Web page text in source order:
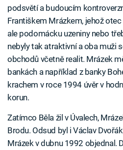
podsvětí a budoucím
Františkem Mrázkem, jehož
ale podomácku uzeniny nebo
nebyly tak atraktivní a oba muži
obchodů včetně realit. Mrázek
bankách a například z banky
krachem v roce 1994 úvěr v
korun.
Zatímco Běla žil v Úvalech,
Brodu. Odsud byl i Václav
Mrázek v dubnu 1992 objednal.